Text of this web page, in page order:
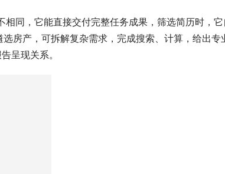
同，它能直接交付完整任务成果，筛选简历时，
房产，可拆解复杂需求，完成搜索、计算，给出专
呈现关系。